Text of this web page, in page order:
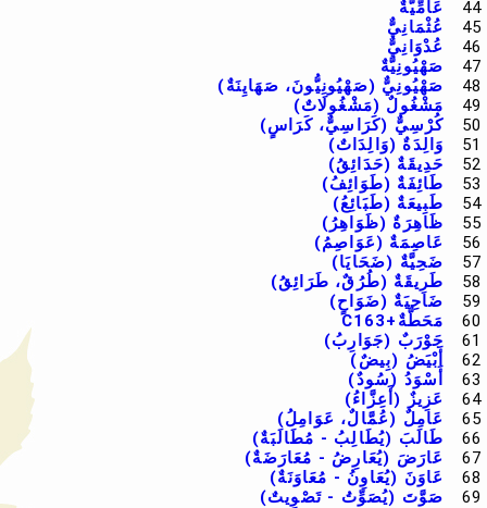
44
عَامِّيَّةٌ
45
عُثْمَانِيٌّ
46
عُدْوَانِيٌّ
47
صَهْيُونِيَّةٌ
48
صَهْيُونِيٌّ (صَهْيُونِيُّونَ، صَهَايِنَةٌ)
49
مَشْغُولٌ (مَشْغُولَاتٌ)
50
كُرْسِيٌّ (كَرَاسِيٌّ، كَرَاسٍ)
51
وَالِدَةٌ (وَالِدَاتٌ)
52
حَدِيقَةٌ (حَدَائِقُ)
53
طَائِفَةٌ (طَوَائِفُ)
54
طَبِيعَةٌ (طَبَائِعُ)
55
ظَاهِرَةٌ (ظَوَاهِرُ)
56
عَاصِمَةٌ (عَوَاصِمُ)
57
ضَحِيَّةٌ (ضَحَايَا)
58
طَرِيقَةٌ (طُرُقٌ، طَرَائِقُ)
59
ضَاحِيَةٌ (ضَوَاحٍ)
60
مَحَطَّةٌ+C163
61
جَوْرَبٌ (جَوَارِبُ)
62
أَبْيَضُ (بِيضٌ)
63
أَسْوَدُ (سُودٌ)
64
عَزِيزٌ (أَعِزَّاءُ)
65
عَامِلٌ (عُمَّالٌ، عَوَامِلُ)
66
طَالَبَ (يُطَالِبُ - مُطَالَبَةٌ)
67
عَارَضَ (يُعَارِضُ - مُعَارَضَةٌ)
68
عَاوَنَ (يُعَاوِنُ - مُعَاوَنَةٌ)
69
صَوَّتَ (يُصَوِّتُ - تَصْوِيتٌ)